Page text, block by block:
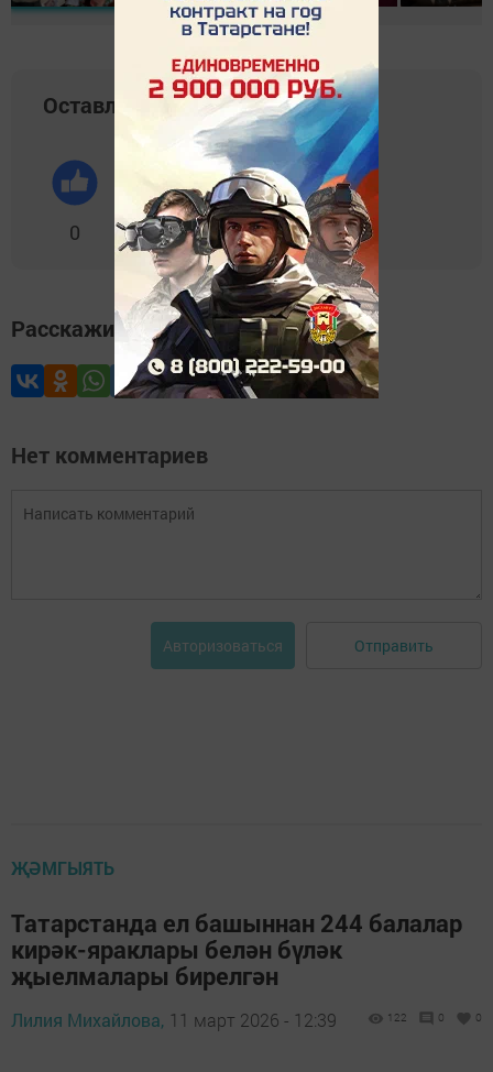
Оставляйте реакции
0 0 0 0 0
Расскажите друзьям
Нет комментариев
Авторизоваться Отправить
ҖӘМГЫЯТЬ
Татарстанда ел башыннан 244 балалар
кирәк-яраклары белән бүләк
җыелмалары бирелгән
Лилия Михайлова, 11 март 2026 - 12:39 122 0 0